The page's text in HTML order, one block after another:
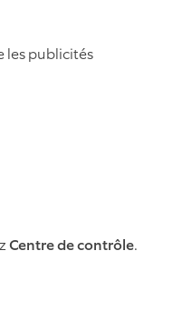
les publicités
Centre de contrôle.